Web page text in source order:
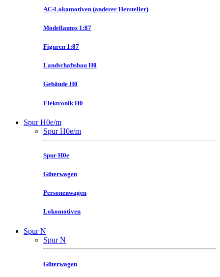
AC-Lokomotiven (anderer Hersteller)
Modellautos 1:87
Figuren 1:87
Landschaftsbau H0
Gebäude H0
Elektronik H0
Spur H0e/m
Spur H0e/m
Spur H0e
Güterwagen
Personenwagen
Lokomotiven
Spur N
Spur N
Güterwagen